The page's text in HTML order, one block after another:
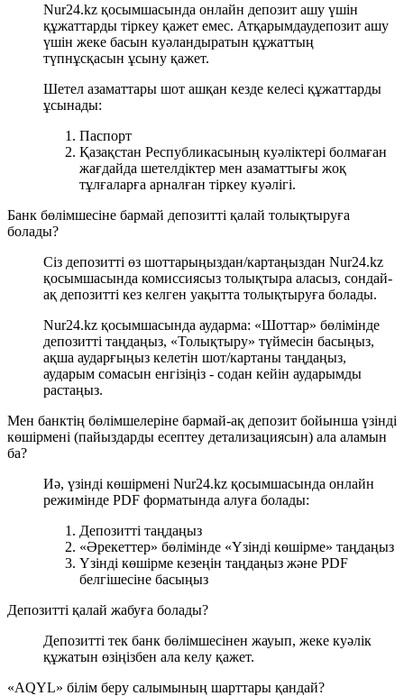
Nur24.kz қосымшасында онлайн депозит ашу үшін
құжаттарды тіркеу қажет емес. Атқарымдаудепозит ашу
үшін жеке басын куәландыратын құжаттың
түпнұсқасын ұсыну қажет.
Шетел азаматтары шот ашқан кезде келесі құжаттарды
ұсынады:
Паспорт
Қазақстан Республикасының куәліктері болмаған
жағдайда шетелдіктер мен азаматтығы жоқ
тұлғаларға арналған тіркеу куәлігі.
Банк бөлімшесіне бармай депозитті қалай толықтыруға
болады?
Сіз депозитті өз шоттарыңыздан/картаңыздан Nur24.kz
қосымшасында комиссиясыз толықтыра аласыз, сондай-
ақ депозитті кез келген уақытта толықтыруға болады.
Nur24.kz қосымшасында аударма: «Шоттар» бөлімінде
депозитті таңдаңыз, «Толықтыру» түймесін басыңыз,
ақша аударғыңыз келетін шот/картаны таңдаңыз,
аударым сомасын енгізіңіз - содан кейін аударымды
растаңыз.
Мен банктің бөлімшелеріне бармай-ақ депозит бойынша үзінді
көшірмені (пайыздарды есептеу детализациясын) ала аламын
ба?
Иә, үзінді көшірмені Nur24.kz қосымшасында онлайн
режимінде PDF форматында алуға болады:
Депозитті таңдаңыз
«Әрекеттер» бөлімінде «Үзінді көшірме» таңдаңыз
Үзінді көшірме кезеңін таңдаңыз және PDF
белгішесіне басыңыз
Депозитті қалай жабуға болады?
Депозитті тек банк бөлімшесінен жауып, жеке куәлік
құжатын өзіңізбен ала келу қажет.
«AQYL» білім беру салымының шарттары қандай?